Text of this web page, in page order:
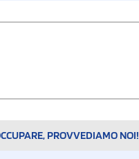
PROVVEDIAMO NOI!